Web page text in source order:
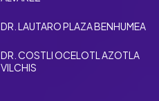
DR. LAUTARO PLAZA BENHUMEA
DR. COSTLI OCELOTL AZOTLA
VILCHIS